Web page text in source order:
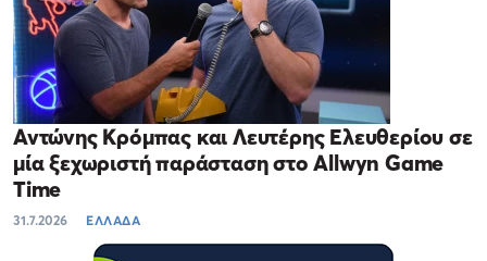
Αντώνης Κρόμπας και Λευτέρης Ελευθερίου σε
μία ξεχωριστή παράσταση στο Allwyn Game
Time
31.7.2026 ΕΛΛΑΔΑ